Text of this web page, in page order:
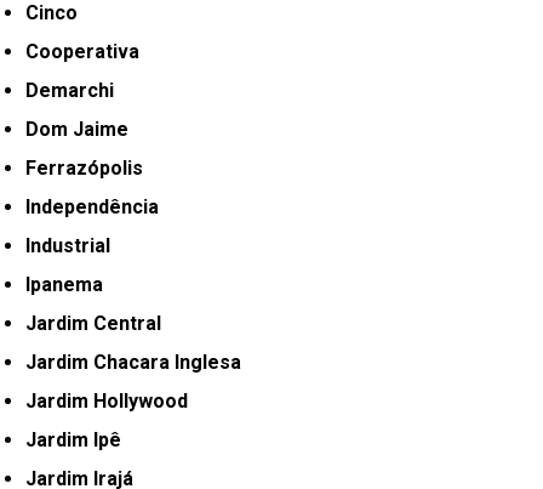
Cinco
Cooperativa
Demarchi
Dom Jaime
Ferrazópolis
Independência
Industrial
Ipanema
Jardim Central
Jardim Chacara Inglesa
Jardim Hollywood
Jardim Ipê
Jardim Irajá